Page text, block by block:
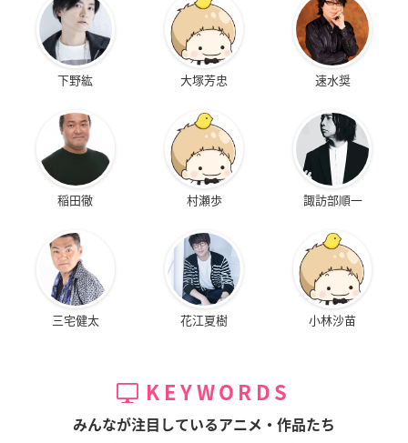
下野紘 大塚芳忠 速水奨
稲田徹 村瀬歩 諏訪部順一
三宅健太 花江夏樹 小林沙苗
KEYWORDS
みんなが注目しているアニメ・作品たち